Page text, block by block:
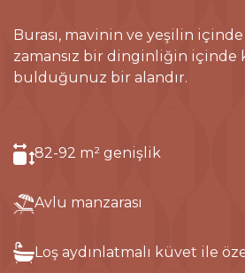
Burası, mavinin ve yeşilin
zamansız bir dinginliğin içinde
bulduğunuz bir alandır.
82-92 m² genişlik
Avlu manzarası
Loş aydınlatmalı küvet ile